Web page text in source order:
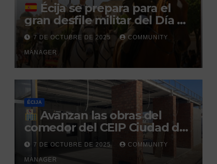
Écija se prepara para el
gran desfile militar del Día de
la Hispanidad organizado por
el Centro Militar de Cría
Caballar
7 DE OCTUBRE DE 2025 COMMUNITY
MANAGER
ÉCIJA
Avanzan las obras del
comedor del CEIP Ciudad del
Sol: su finalización está
prevista para finales de 2025
7 DE OCTUBRE DE 2025 COMMUNITY
MANAGER